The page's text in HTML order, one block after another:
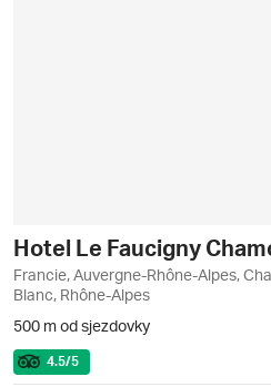
Hotel Le Faucigny
Francie, Auvergne-Rhône-Alpes,
Blanc, Rhône-Alpes
500 m od sjezdovky
4.5/5